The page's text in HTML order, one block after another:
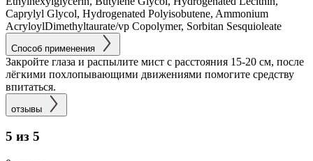
Caprylyl Glycol, Hydrogenated Polyisobutene, Ammonium
AcryloylDimethyltaurate/vp Copolymer, Sorbitan Sesquioleate
Способ применения
Закройте глаза и распылите мист с расстояния 15-20 см, после
лёгкими похлопывающими движениями помогите средству
впитаться.
отзывы
5 из 5